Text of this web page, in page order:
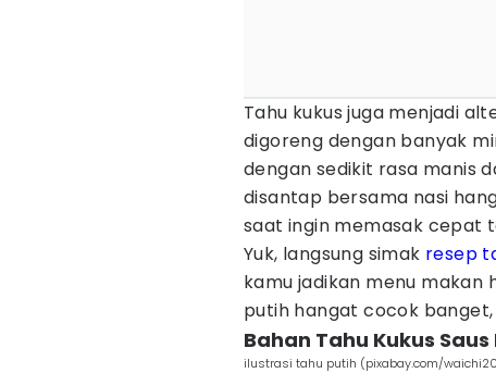
Tahu kukus juga menjadi
digoreng dengan banyak
dengan sedikit rasa manis
disantap bersama nasi
saat ingin memasak cepat
Yuk, langsung simak resep
kamu jadikan menu makan
putih hangat cocok banget,
Bahan Tahu Kukus
ilustrasi tahu putih (pixabay.com/